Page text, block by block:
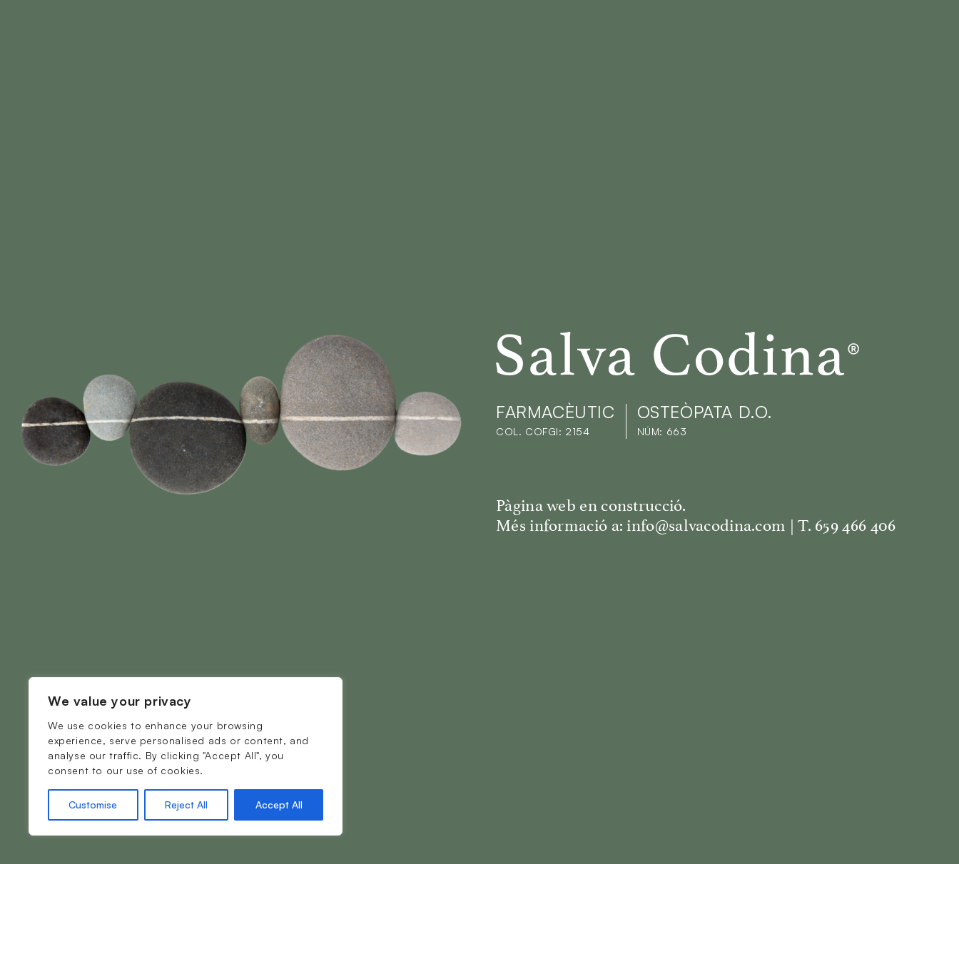
We value your privacy
We use cookies to enhance your browsing
experience, serve personalised ads or content, and
analyse our traffic. By clicking "Accept All", you
consent to our use of cookies.
Customise Reject All Accept All
Salva Codina
FARMACÈUTIC
COL. COFGI: 2154
OSTEÒPATA D.O.
NÚM: 663
Pàgina web en construcció.
Més informació a: info@salvacodina.com | T. 659 466 406